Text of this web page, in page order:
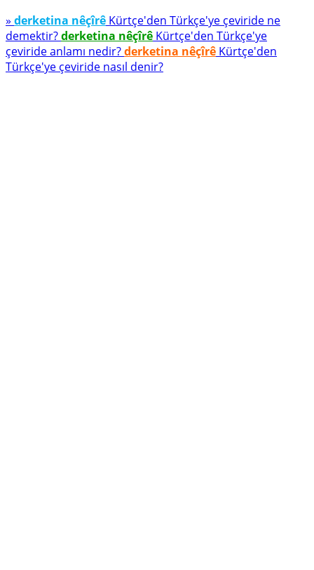
» derketina nêçîrê Kürtçe'den Türkçe'ye çeviride ne
demektir?derketina nêçîrê Kürtçe'den Türkçe'ye
çeviride anlamı nedir?derketina nêçîrê Kürtçe'den
Türkçe'ye çeviride nasıl denir?